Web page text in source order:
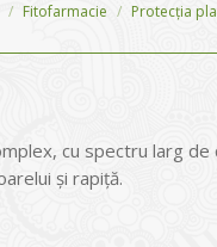
Fitofarmacie Protecția
cu spectru larg
şi rapiţă.